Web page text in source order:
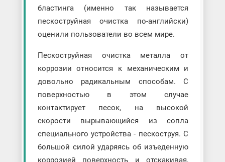
бластинга (именно так называется
пескоструйная очистка по-английски)
оценили пользователи во всем мире.
Пескоструйная очистка металла от
коррозии относится к механическим и
довольно радикальным способам. С
поверхностью в этом случае
контактирует песок, на высокой
скорости вырывающийся из сопла
специального устройства - пескоструя. С
большой силой ударяясь об изъеденную
коррозией поверхность и отскакивая,